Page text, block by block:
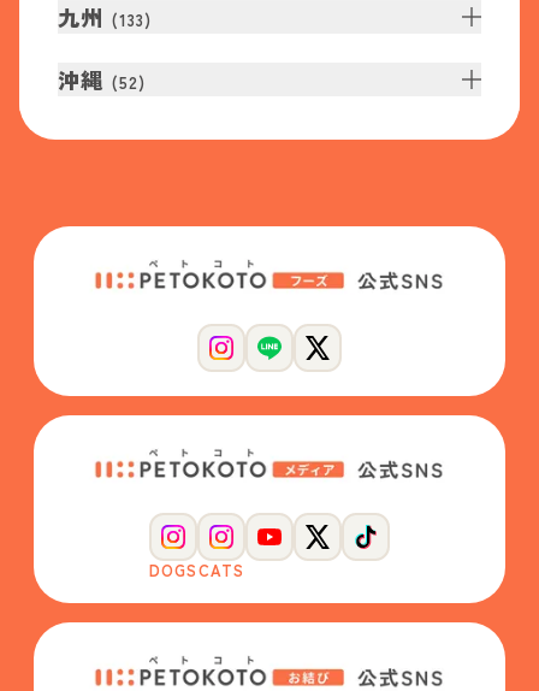
九州 (133)
沖縄 (52)
DOGSCATS